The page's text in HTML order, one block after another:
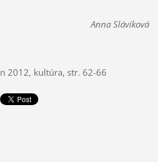
Anna Sláviková
2012, kultúra, str. 62-66